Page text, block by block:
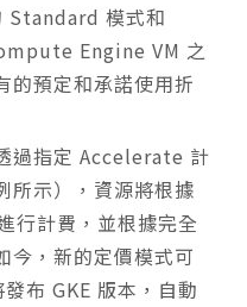
Standard 模式和
Engine VM 之
的預定和承諾使用折
過指定 Accelerate 計
所示），資源將根據
行計費，並根據完全
今，新的定價模式可
布 GKE 版本，自動